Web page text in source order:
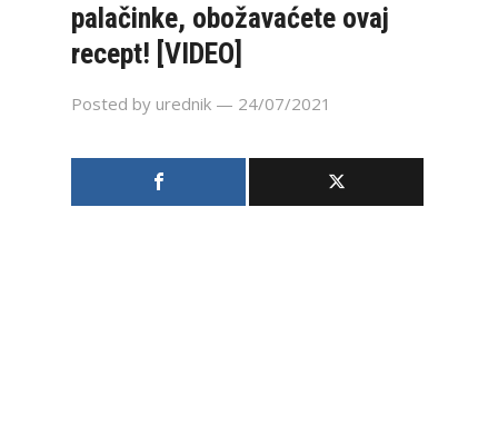
palačinke, obožavaćete ovaj
recept! [VIDEO]
Posted by urednik — 24/07/2021